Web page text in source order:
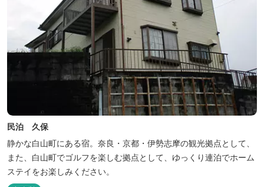
民泊 久保
静かな白山町にある宿。奈良・京都・伊勢志摩の観光拠点として、
また、白山町でゴルフを楽しむ拠点として、ゆっくり連泊でホーム
ステイをお楽しみください。